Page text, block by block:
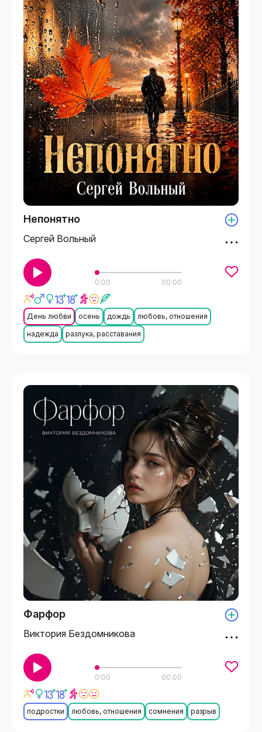
Непонятно
Сергей Вольный
0:00 00:00
День любви осень дождь
любовь, отношения
надежда
разлука, расставания
Фарфор
Виктория Бездомникова
0:00 00:00
подростки любовь, отношения сомнения разрыв